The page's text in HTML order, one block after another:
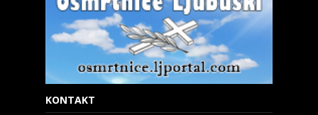
KONTAKT